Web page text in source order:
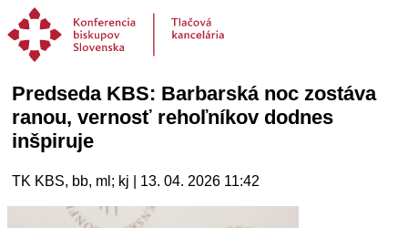
Predseda KBS: Barbarská noc zostáva
ranou, vernosť rehoľníkov dodnes
inšpiruje
TK KBS, bb, ml; kj | 13. 04. 2026 11:42